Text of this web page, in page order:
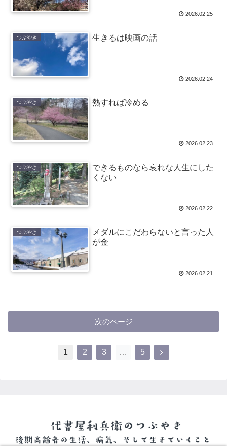
2026.02.25
つぶやき 生きるは映画の話
2026.02.24
つぶやき 熱すれば冷める
2026.02.23
つぶやき
できるものなら哀れな人生にした
くない
2026.02.22
つぶやき
メダルにこだわらないと言った人
が金
2026.02.21
次のページ
1 2 3 … 5